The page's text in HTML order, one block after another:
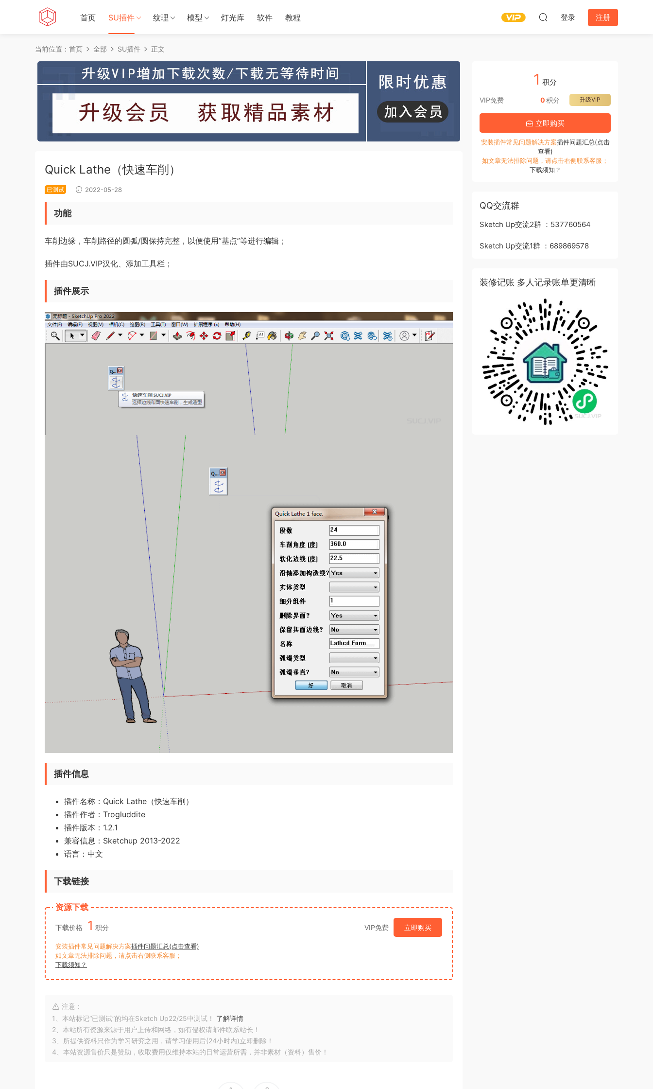
首页 SU插件 纹理 模型 灯光库 软件 教程 登录 注册
当前位置： 首页 全部 SU插件 正文
Quick Lathe（快速车削）
已测试 2022-05-28
功能
车削边缘，车削路径的圆弧/圆保持完整，以便使用”基点”等进行编辑；
插件由SUCJ.VIP汉化、添加工具栏；
插件展示
插件信息
插件名称：Quick Lathe（快速车削）
插件作者：Trogluddite
插件版本：1.2.1
兼容信息：Sketchup 2013-2022
语言：中文
下载链接
资源下载
下载价格 1 积分 VIP免费 立即购买
安装插件常见问题解决方案插件问题汇总(点击查看)
如文章无法排除问题，请点击右侧联系客服；
下载须知？
注意：
1、本站标记“已测试”的均在Sketch Up22/25中测试！ 了解详情
2、本站所有资源来源于用户上传和网络，如有侵权请邮件联系站长！
3、所提供资料只作为学习研究之用，请学习使用后(24小时内)立即删除！
4、本站资源售价只是赞助，收取费用仅维持本站的日常运营所需，并非素材（资料）售价！
1 积分
VIP免费 升级VIP
0积分
立即购买
安装插件常见问题解决方案插件问题汇总(点击
查看)
如文章无法排除问题，请点击右侧联系客服；
下载须知？
QQ交流群
Sketch Up交流2群 ：537760564
Sketch Up交流1群 ：689869578
装修记账 多人记录账单更清晰